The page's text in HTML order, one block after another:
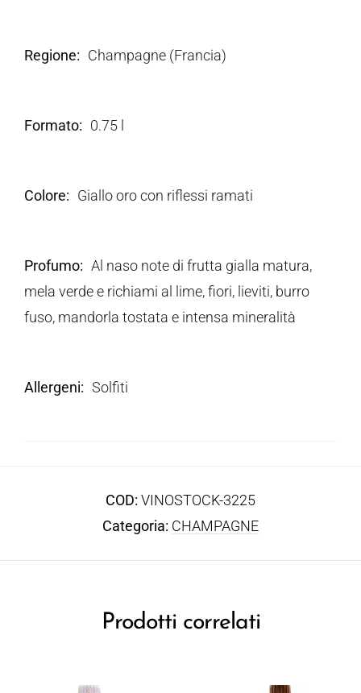
Regione Champagne (Francia)
Formato 0.75 l
Colore Giallo oro con riflessi ramati
Profumo
Al naso note di frutta gialla matura,
mela verde e richiami al lime, fiori, lieviti, burro
fuso, mandorla tostata e intensa mineralità
Allergeni Solfiti
COD: VINOSTOCK-3225
Categoria: CHAMPAGNE
Prodotti correlati